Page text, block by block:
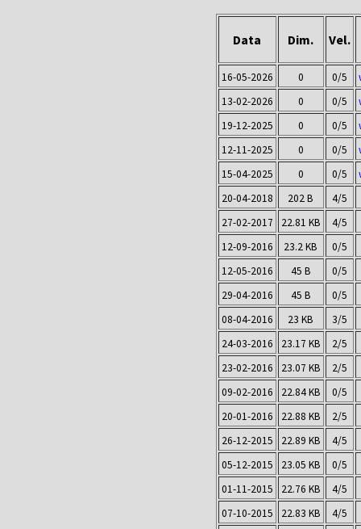
Data Dim. Vel.
16-05-2026 0 0/5
13-02-2026
0 0/5
19-12-2025
0 0/5
12-11-2025
0 0/5
15-04-2025
0 0/5
20-04-2018
202 B
4/5
27-02-2017
22.81 KB
4/5
12-09-2016
23.2 KB
0/5
12-05-2016
45 B
0/5
29-04-2016
45 B
0/5
08-04-2016
23 KB
3/5
24-03-2016
23.17 KB
2/5
23-02-2016
23.07 KB
2/5
09-02-2016
22.84 KB
0/5
20-01-2016
22.88 KB
2/5
26-12-2015
22.89 KB
4/5
05-12-2015
23.05 KB
0/5
01-11-2015
22.76 KB
4/5
07-10-2015
22.83 KB
4/5